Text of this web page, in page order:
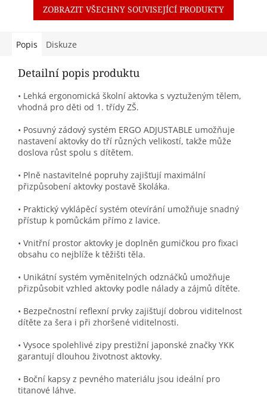
ZOBRAZIT VŠECHNY SOUVISEJÍCÍ PRODUKTY
Popis Diskuze
Detailní popis produktu
• Lehká ergonomická školní aktovka s vyztuženým tělem,
vhodná pro děti od 1. třídy ZŠ.
• Posuvný zádový systém ERGO ADJUSTABLE umožňuje
nastavení aktovky do tří různých velikostí, takže může
doslova růst spolu s dítětem.
• Plně nastavitelné popruhy zajišťují maximální
přizpůsobení aktovky postavě školáka.
• Praktický vyklápěcí systém otevírání umožňuje snadný
přístup k pomůckám přímo z lavice.
• Vnitřní prostor aktovky je doplněn gumičkou pro fixaci
obsahu co nejblíže k těžišti těla.
• Unikátní systém vyměnitelných odznáčků umožňuje
přizpůsobit vzhled aktovky podle nálady a zájmů dítěte.
• Bezpečnostní reflexní prvky zajišťují dobrou viditelnost
dítěte za šera i při zhoršené viditelnosti.
• Vysoce spolehlivé zipy prestižní japonské značky YKK
garantují dlouhou životnost aktovky.
• Boční kapsy z pevného materiálu jsou ideální pro
titanové láhve.